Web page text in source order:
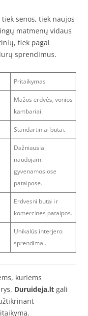
senos, tiek naujos
matmenų vidaus
tiek pagal
sprendimus.
Pritaikymas
Mažos erdvės, vonios
kambariai.
Standartiniai butai.
Dažniausiai
naudojami
gyvenamosiose
patalpose.
Erdvesni butai ir
komercinės patalpos.
Unikalūs interjero
sprendimai.
kuriems
Duruideja.lt gali